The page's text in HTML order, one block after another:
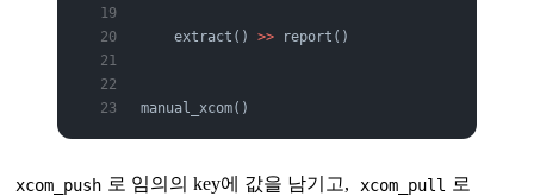
    extract()
>> report()
manual_xcom()
xcom_push 로 임의의 key에 값을 남기고, xcom_pull 로